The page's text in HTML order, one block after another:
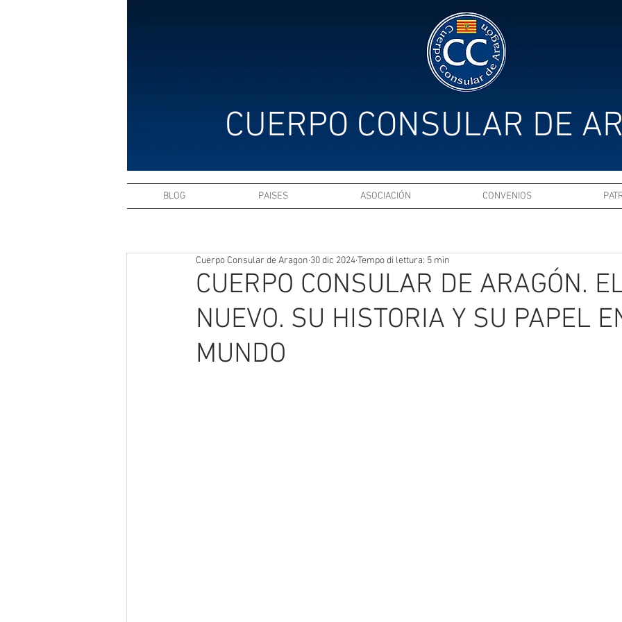
CUERPO CONSULAR DE
CUERPO CONSULAR DE ARAGÓN.
NUEVO. SU HISTORIA Y SU PAPEL
MUNDO
Cuerpo Consular de Aragon 30 dic 2024Tempo di lettura: 5 min
BLOG PAISES ASOCIACIÓN CONVENIOS